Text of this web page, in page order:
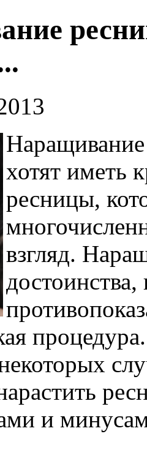
хотят иметь
ресницы,
взгляд.
достоинства,
и